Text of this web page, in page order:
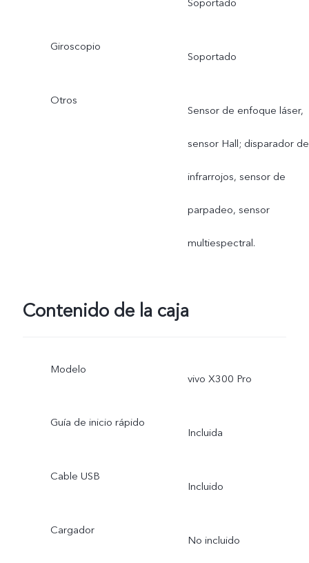
Giroscopio
Soportado
Otros
Sensor de enfoque láser,
sensor Hall; disparador de
infrarrojos, sensor de
parpadeo, sensor
multiespectral.
Contenido de la caja
Modelo
vivo X300 Pro
Guía de inicio rápido
Incluida
Cable USB
Incluido
Cargador
No incluido